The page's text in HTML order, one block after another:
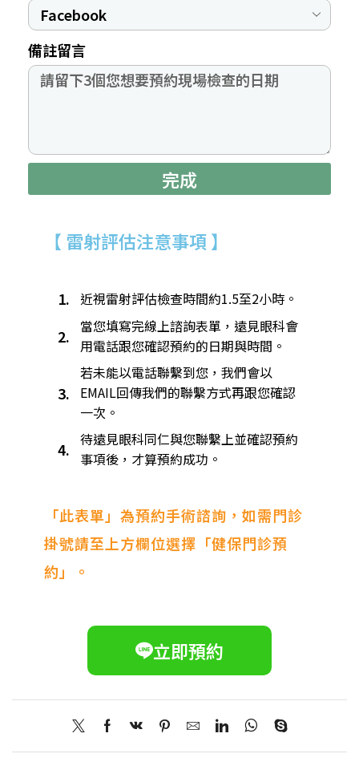
備註留言
完成
【 雷射評估注意事項 】
1. 近視雷射評估檢查時間約1.5至2小時。​
2.
當您填寫完線上諮詢表單，遠見眼科會
用電話跟您確認預約的日期與時間。
3.
若未能以電話聯繫到您，我們會以
EMAIL回傳我們的聯繫方式再跟您確認
一次。
4. 待遠見眼科同仁與您聯繫上並確認預約
事項後，才算預約成功。
「此表單」為預約手術諮詢，如需門診
掛號請至上方欄位選擇「健保門診預
約」。
立即預約